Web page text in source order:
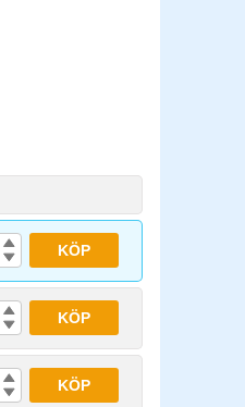
KÖP
KÖP
KÖP